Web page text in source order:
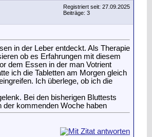
Registriert seit: 27.09.2025
Beiträge: 3
in der Leber entdeckt. Als Therapie
ob es Erfahrungen mit diesem
dem Essen in der man Votrient
ich die Tabletten am Morgen gleich
Ich überlege, ob ich die
Bei den bisherigen Bluttests
der kommenden Woche haben